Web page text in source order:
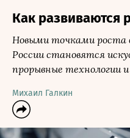
Как развиваются
Новыми точками роста
России становятся
прорывные технологии
Михаил Галкин